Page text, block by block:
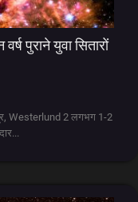
पुराने युवा सितारों
Westerlund 2 लगभग 1-2